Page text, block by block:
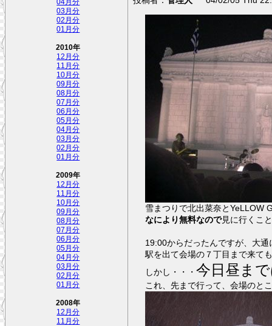
04月分
03月分
02月分
01月分
2010年
12月分
11月分
10月分
09月分
08月分
07月分
06月分
05月分
04月分
03月分
02月分
01月分
2009年
12月分
11月分
10月分
09月分
08月分
07月分
06月分
05月分
04月分
03月分
02月分
01月分
2008年
12月分
11月分
雪まつりで北出菜奈とYeLLOW
なにより無料なので見に行くこ
19:00からだったんですが、大
駅を出て会場の７丁目まで来て
しかし・・・今日昼ま
これ、先まで行って、会場のと